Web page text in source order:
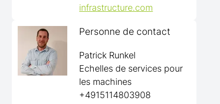
infrastructure.com
Personne de contact
Patrick Runkel
Echelles de services pour
les machines
+4915114803908